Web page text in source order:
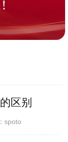
区别
spoto